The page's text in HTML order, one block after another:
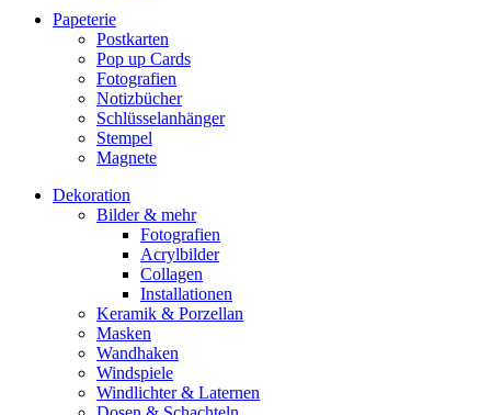
Papeterie
Postkarten
Pop up Cards
Fotografien
Notizbücher
Schlüsselanhänger
Stempel
Magnete
Dekoration
Bilder & mehr
Fotografien
Acrylbilder
Collagen
Installationen
Keramik & Porzellan
Masken
Wandhaken
Windspiele
Windlichter & Laternen